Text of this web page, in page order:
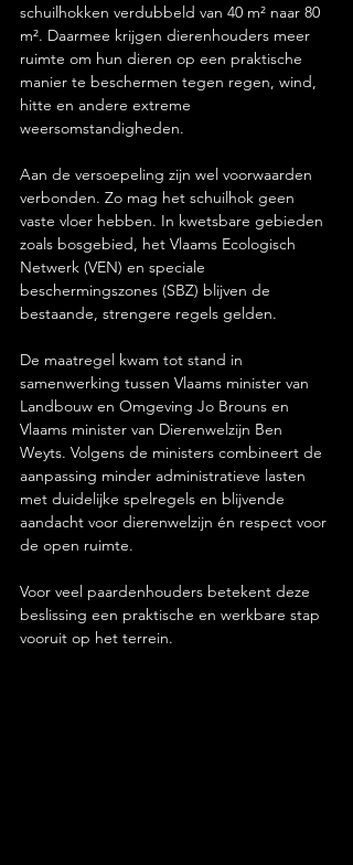
schuilhokken verdubbeld van 40 m² naar 80
m². Daarmee krijgen dierenhouders meer
ruimte om hun dieren op een praktische
manier te beschermen tegen regen, wind,
hitte en andere extreme
weersomstandigheden.
Aan de versoepeling zijn wel voorwaarden
verbonden. Zo mag het schuilhok geen
vaste vloer hebben. In kwetsbare gebieden
zoals bosgebied, het Vlaams Ecologisch
Netwerk (VEN) en speciale
beschermingszones (SBZ) blijven de
bestaande, strengere regels gelden.
De maatregel kwam tot stand in
samenwerking tussen Vlaams minister van
Landbouw en Omgeving Jo Brouns en
Vlaams minister van Dierenwelzijn Ben
Weyts. Volgens de ministers combineert de
aanpassing minder administratieve lasten
met duidelijke spelregels en blijvende
aandacht voor dierenwelzijn én respect voor
de open ruimte.
Voor veel paardenhouders betekent deze
beslissing een praktische en werkbare stap
vooruit op het terrein.